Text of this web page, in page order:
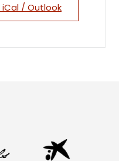
/ Outlook